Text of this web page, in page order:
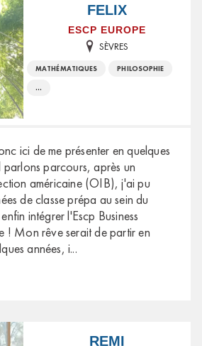
FELIX
ESCP EUROPE
SÈVRES
MATHÉMATIQUES PHILOSOPHIE
...
ici de me présenter en quelques
parcours, après un
américaine (OIB), j'ai pu
de classe prépa au sein du
intégrer l'Escp Business
! Mon rêve serait de partir en
années, i...
REMI